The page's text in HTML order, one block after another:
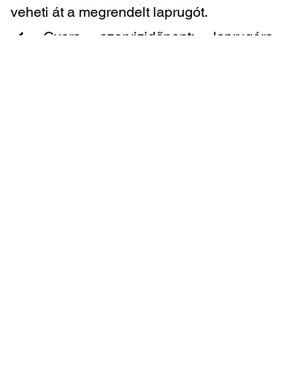
veheti át a megrendelt laprugót.
✔️ Gyors szervizidőpont: laprugóra